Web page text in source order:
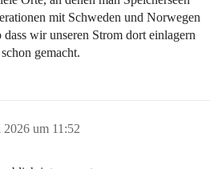
mit Schweden und Norwegen
wir unseren Strom dort einlagern
gemacht.
um 11:52